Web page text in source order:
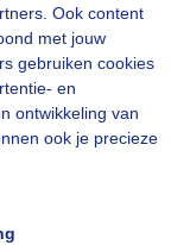
Ook content
met jouw
gebruiken cookies
en
ontwikkeling van
ook je precieze
20:40